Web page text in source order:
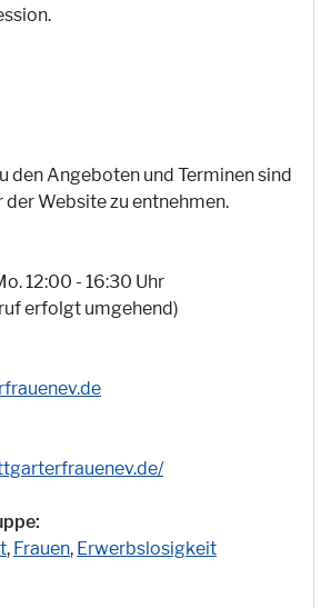
den Angeboten und Terminen sind
Website zu entnehmen.
12:00 - 16:30 Uhr
erfolgt umgehend)
, Frauen, Erwerbslosigkeit